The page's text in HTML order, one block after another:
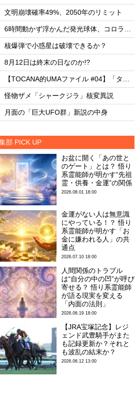
・
文明崩壊確率49%、2050年のリミット
・
・
核爆弾で小惑星は破壊できるか？
・
8月12日は終末の日なのか!?
・
・
怪物ザメ「シャークジラ」核変異説
・
月面の「巨大UFO群」新説の中身
部 PICK UP
お盆に開く「あの世と
のゲート」とは？ 悟り
系霊能師が明かす“先祖
霊・供養・金運”の関係
2026.08.01 18:00
金運がない人は無意識
にやっている！？ 悟り
系霊能師が明かす「お
金に嫌われる人」の共
通点
2026.07.10 18:00
人間関係のトラブル
は“自分の中の凹”が呼び
寄せる？ 悟り系霊能師
が語る現実を変える
「内面の法則」
2026.06.19 18:00
【JRA宝塚記念】レジ
ェンド武豊騎手がまた
も記録更新か？それと
も波乱の結末か？
2026.06.12 13:00